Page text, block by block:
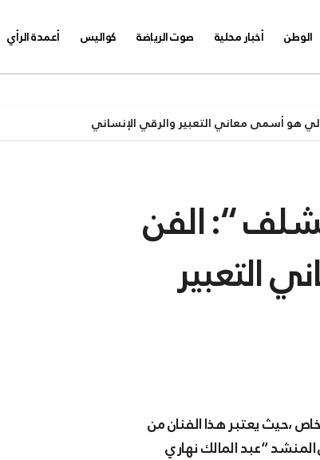
الوطن أخبار محلية صوت الرياضة كواليس أعمدة الرأي
هو أسمى معاني التعبير والرقي الإنساني
“: الفن
التعبير
،حيث يعتبر هذا الفنان من
“عبد المالك نهاري